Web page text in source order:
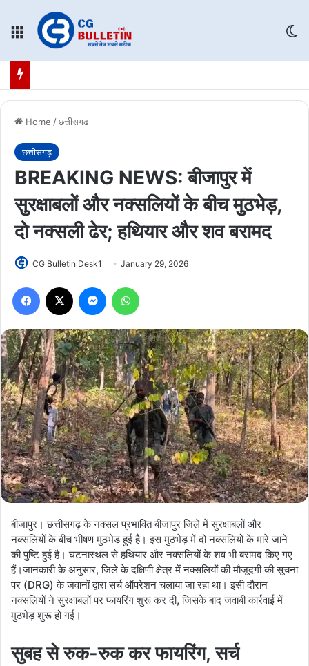
Menu
Home /छत्तीसगढ़
छत्तीसगढ़
BREAKING NEWS: बीजापुर में
सुरक्षाबलों और नक्सलियों के बीच मुठभेड़,
दो नक्सली ढेर; हथियार और शव बरामद
CG Bulletin Desk1 January 29, 2026
Facebook Messenger
बीजापुर। छत्तीसगढ़ के नक्सल प्रभावित बीजापुर जिले में सुरक्षाबलों और
नक्सलियों के बीच भीषण मुठभेड़ हुई है। इस मुठभेड़ में दो नक्सलियों के मारे जाने
की पुष्टि हुई है। घटनास्थल से हथियार और नक्सलियों के शव भी बरामद किए गए
हैं।जानकारी के अनुसार, जिले के दक्षिणी क्षेत्र में नक्सलियों की मौजूदगी की सूचना
पर (DRG) के जवानों द्वारा सर्च ऑपरेशन चलाया जा रहा था। इसी दौरान
नक्सलियों ने सुरक्षाबलों पर फायरिंग शुरू कर दी, जिसके बाद जवाबी कार्रवाई में
मुठभेड़ शुरू हो गई।
सुबह से रुक-रुक कर फायरिंग, सर्च